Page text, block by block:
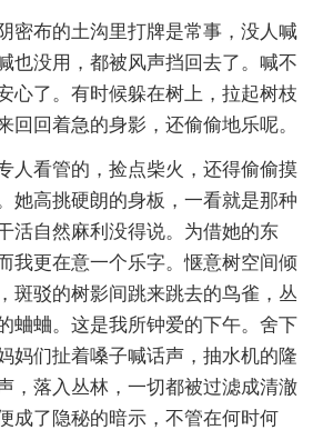
密布的土沟里打牌是常事，没人喊
也没用，都被风声挡回去了。喊不
心了。有时候躲在树上，拉起树枝
回回着急的身影，还偷偷地乐呢。
人看管的，捡点柴火，还得偷偷摸
她高挑硬朗的身板，一看就是那种
活自然麻利没得说。为借她的东
我更在意一个乐字。惬意树空间倾
斑驳的树影间跳来跳去的鸟雀，丛
蛐蛐。这是我所钟爱的下午。舍下
妈们扯着嗓子喊话声，抽水机的隆
，落入丛林，一切都被过滤成清澈
成了隐秘的暗示，不管在何时何